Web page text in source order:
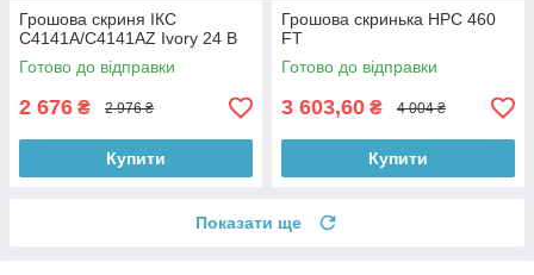
Грошова скриня ІКС
C4141A/C4141AZ Ivory 24 В
Готово до відправки
2 676 ₴ 2 976 ₴
Купити
Грошова скринька HPC 460
FT
Готово до відправки
3 603,60 ₴ 4 004 ₴
Купити
Показати ще